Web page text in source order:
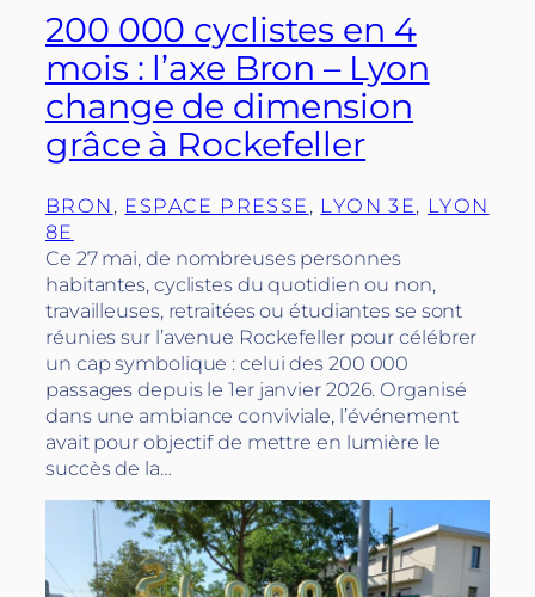
200 000 cyclistes en 4
mois : l’axe Bron – Lyon
change de dimension
grâce à Rockefeller
BRON , ESPACE PRESSE , LYON 3E, LYON
8E
Ce 27 mai, de nombreuses personnes
habitantes, cyclistes du quotidien ou non,
travailleuses, retraitées ou étudiantes se sont
réunies sur l’avenue Rockefeller pour célébrer
un cap symbolique : celui des 200 000
passages depuis le 1er janvier 2026. Organisé
dans une ambiance conviviale, l’événement
avait pour objectif de mettre en lumière le
succès de la…